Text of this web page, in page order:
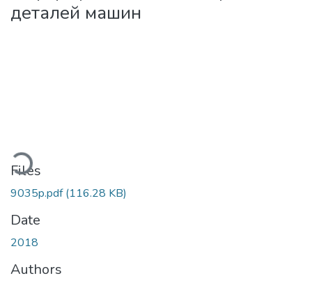
деталей машин
Files
9035p.pdf(116.28 KB)
Date
2018
Authors